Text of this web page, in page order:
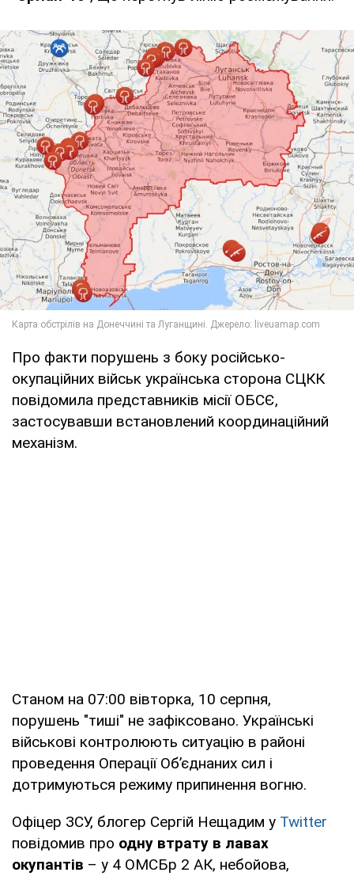
Про факти порушень з боку російсько-
окупаційних військ українська сторона СЦКК
повідомила представників місії ОБСЄ,
застосувавши встановлений координаційний
механізм.
Станом на 07:00 вівторка, 10 серпня,
порушень "тиші" не зафіксовано. Українські
військові контролюють ситуацію в районі
проведення Операції Об’єднаних сил і
дотримуються режиму припинення вогню.
Офіцер ЗСУ, блогер Сергій Нещадим у Twitter
повідомив про одну втрату в лавах
окупантів – у 4 ОМСБр 2 АК, небойова,